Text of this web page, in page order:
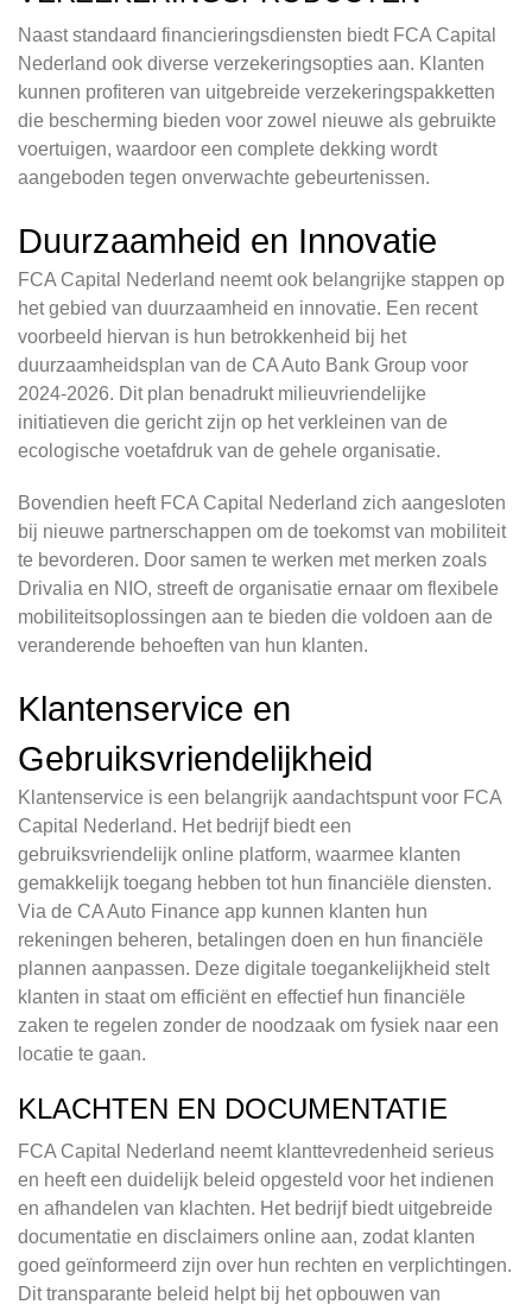
Naast standaard financieringsdiensten biedt FCA Capital
Nederland ook diverse verzekeringsopties aan. Klanten
kunnen profiteren van uitgebreide verzekeringspakketten
die bescherming bieden voor zowel nieuwe als gebruikte
voertuigen, waardoor een complete dekking wordt
aangeboden tegen onverwachte gebeurtenissen.
Duurzaamheid en Innovatie
FCA Capital Nederland neemt ook belangrijke stappen op
het gebied van duurzaamheid en innovatie. Een recent
voorbeeld hiervan is hun betrokkenheid bij het
duurzaamheidsplan van de CA Auto Bank Group voor
2024-2026. Dit plan benadrukt milieuvriendelijke
initiatieven die gericht zijn op het verkleinen van de
ecologische voetafdruk van de gehele organisatie.
Bovendien heeft FCA Capital Nederland zich aangesloten
bij nieuwe partnerschappen om de toekomst van mobiliteit
te bevorderen. Door samen te werken met merken zoals
Drivalia en NIO, streeft de organisatie ernaar om flexibele
mobiliteitsoplossingen aan te bieden die voldoen aan de
veranderende behoeften van hun klanten.
Klantenservice en
Gebruiksvriendelijkheid
Klantenservice is een belangrijk aandachtspunt voor FCA
Capital Nederland. Het bedrijf biedt een
gebruiksvriendelijk online platform, waarmee klanten
gemakkelijk toegang hebben tot hun financiële diensten.
Via de CA Auto Finance app kunnen klanten hun
rekeningen beheren, betalingen doen en hun financiële
plannen aanpassen. Deze digitale toegankelijkheid stelt
klanten in staat om efficiënt en effectief hun financiële
zaken te regelen zonder de noodzaak om fysiek naar een
locatie te gaan.
KLACHTEN EN DOCUMENTATIE
FCA Capital Nederland neemt klanttevredenheid serieus
en heeft een duidelijk beleid opgesteld voor het indienen
en afhandelen van klachten. Het bedrijf biedt uitgebreide
documentatie en disclaimers online aan, zodat klanten
goed geïnformeerd zijn over hun rechten en verplichtingen.
Dit transparante beleid helpt bij het opbouwen van